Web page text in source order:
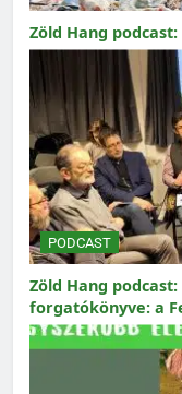
Zöld Hang
PODCAST
Zöld Hang
forgatókönyve: a